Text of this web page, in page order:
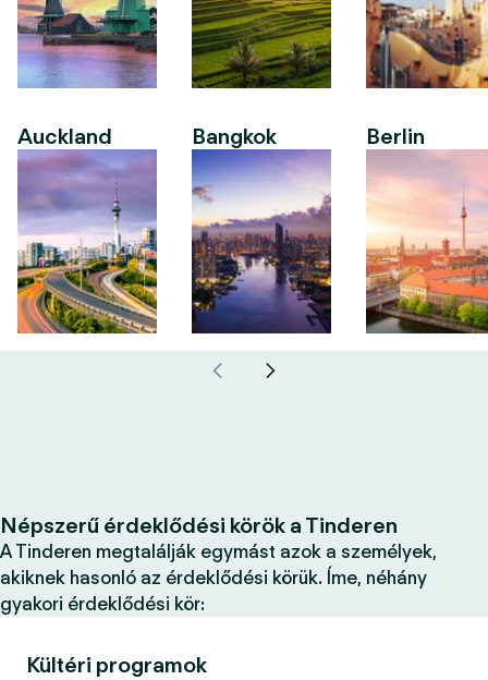
Auckland Bangkok Berlin
Népszerű érdeklődési körök a Tinderen
A Tinderen megtalálják egymást azok a személyek,
akiknek hasonló az érdeklődési körük. Íme, néhány
gyakori érdeklődési kör:
Kültéri programok